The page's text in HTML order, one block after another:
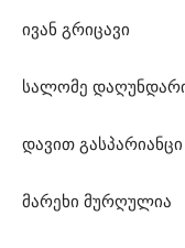
ივან გრიცავი
სალომე
დავით გასპარიანცი
მარეხი მურღულია